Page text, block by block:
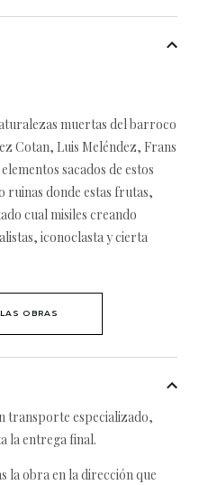
muertas del barroco
Cotan, Luis Meléndez, Frans
sacados de estos
ruinas donde estas frutas,
cual misiles creando
iconoclasta y cierta
OBRAS
transporte especializado,
la entrega final.
la obra en la dirección que